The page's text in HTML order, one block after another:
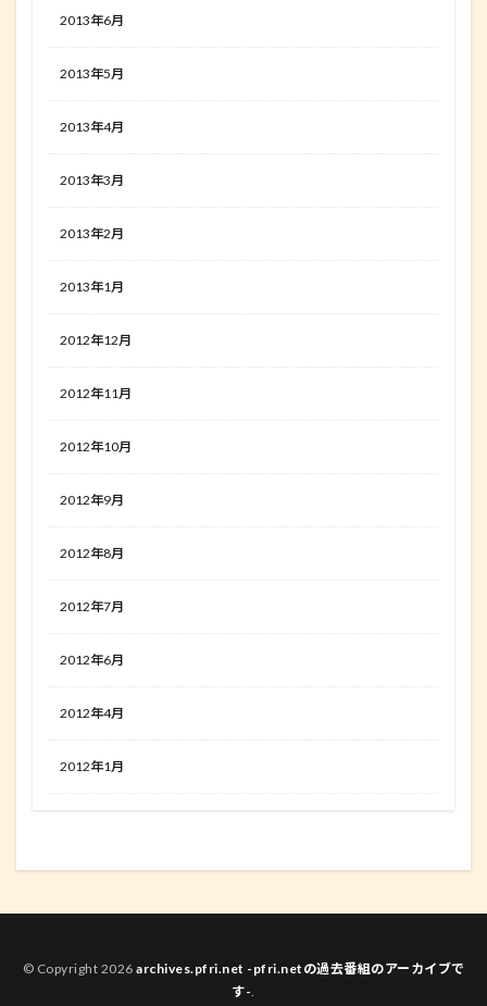
2013年6月
2013年5月
2013年4月
2013年3月
2013年2月
2013年1月
2012年12月
2012年11月
2012年10月
2012年9月
2012年8月
2012年7月
2012年6月
2012年4月
2012年1月
© Copyright 2026 archives.pfri.net -pfri.netの過去番組のアーカイブで
す-.